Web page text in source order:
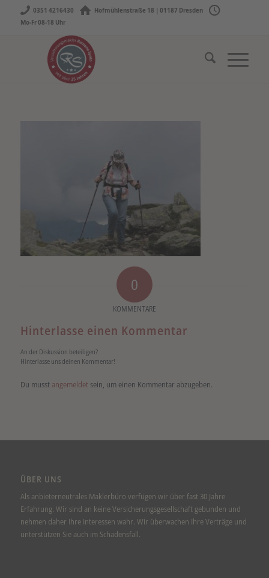
0351 4216430
Hofmühlenstraße 18 | 01187 Dresden
Mo-Fr 08-18 Uhr
0
KOMMENTARE
Hinterlasse einen Kommentar
An der Diskussion beteiligen?
Hinterlasse uns deinen Kommentar!
Du musst angemeldetsein, um einen Kommentar abzugeben.
ÜBER UNS
Als anbieterneutrales Maklerbüro verfügen wir über fast 30 Jahre
Erfahrung. Wir sind an keine Versicherungsgesellschaft gebunden und
nehmen daher Ihre Interessen wahr. Wir überwachen Ihre Verträge und
unterstützen Sie auch im Schadensfall.